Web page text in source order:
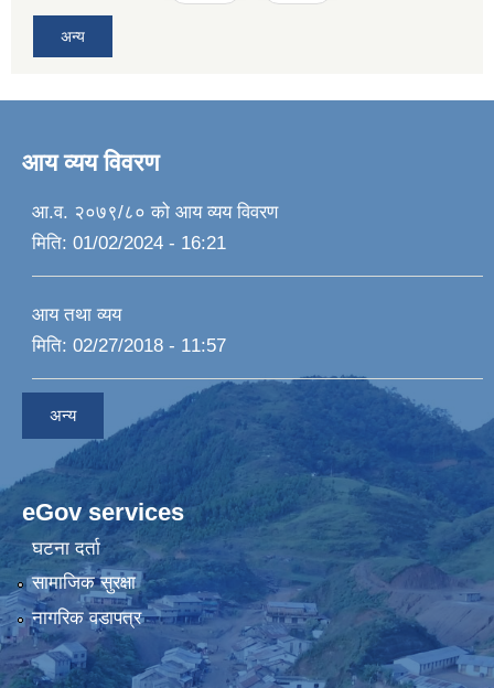
अन्य
आय व्यय विवरण
आ.व. २०७९/८० को आय व्यय विवरण
मिति: 01/02/2024 - 16:21
आय तथा व्यय
मिति: 02/27/2018 - 11:57
अन्य
eGov services
घटना दर्ता
सामाजिक सुरक्षा
नागरिक वडापत्र